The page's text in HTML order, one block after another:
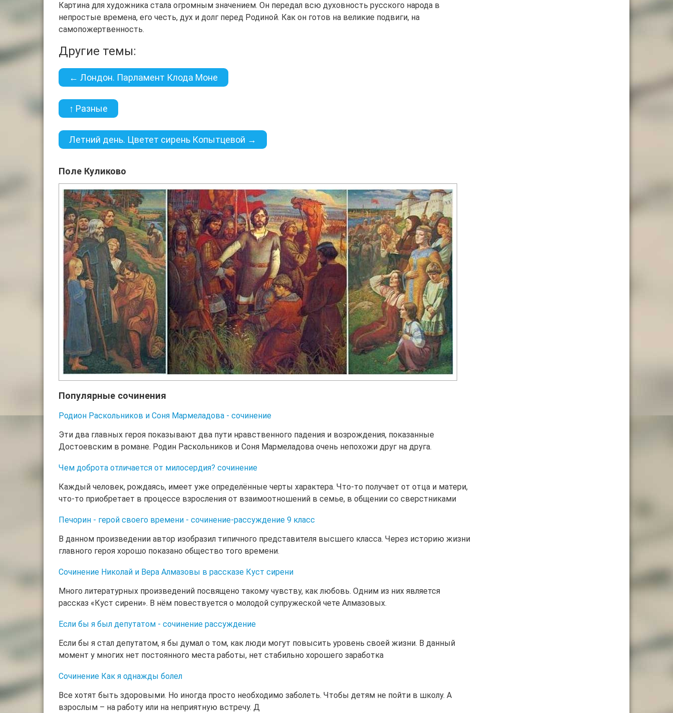
Картина для художника стала огромным значением. Он передал всю духовность русского народа в
непростые времена, его честь, дух и долг перед Родиной. Как он готов на великие подвиги, на
самопожертвенность.
Другие темы:
← Лондон. Парламент Клода Моне
↑ Разные
Летний день. Цветет сирень Копытцевой →
Поле Куликово
Популярные сочинения
Родион Раскольников и Соня Мармеладова - сочинение
Эти два главных героя показывают два пути нравственного падения и возрождения, показанные
Достоевским в романе. Родин Раскольников и Соня Мармеладова очень непохожи друг на друга.
Чем доброта отличается от милосердия? сочинение
Каждый человек, рождаясь, имеет уже определённые черты характера. Что-то получает от отца и матери,
что-то приобретает в процессе взросления от взаимоотношений в семье, в общении со сверстниками
Печорин - герой своего времени - сочинение-рассуждение 9 класс
В данном произведении автор изобразил типичного представителя высшего класса. Через историю жизни
главного героя хорошо показано общество того времени.
Сочинение Николай и Вера Алмазовы в рассказе Куст сирени
Много литературных произведений посвящено такому чувству, как любовь. Одним из них является
рассказ «Куст сирени». В нём повествуется о молодой супружеской чете Алмазовых.
Если бы я был депутатом - сочинение рассуждение
Если бы я стал депутатом, я бы думал о том, как люди могут повысить уровень своей жизни. В данный
момент у многих нет постоянного места работы, нет стабильно хорошего заработка
Сочинение Как я однажды болел
Все хотят быть здоровыми. Но иногда просто необходимо заболеть. Чтобы детям не пойти в школу. А
взрослым – на работу или на неприятную встречу. Д